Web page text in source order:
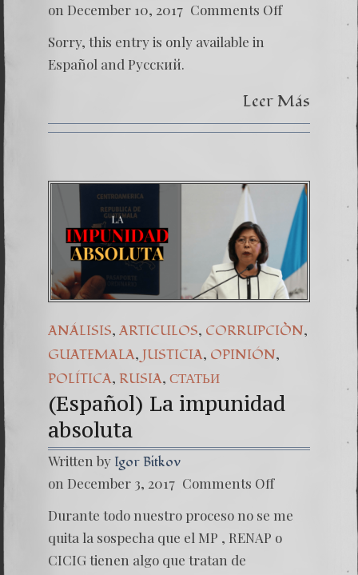
on December 10, 2017 Comments Off
Sorry, this entry is only available in
Español and Русский.
Leer Más
ANÁLISIS, ARTICULOS, CORRUPCIÒN,
GUATEMALA, JUSTICIA, OPINIÓN,
POLÍTICA, RUSIA, СТАТЬИ
(Español) La impunidad
absoluta
Written by Igor Bitkov
on December 3, 2017 Comments Off
Durante todo nuestro proceso no se me
quita la sospecha que el MP , RENAP o
CICIG tienen algo que tratan de